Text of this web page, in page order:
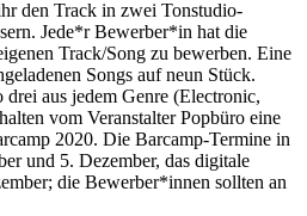
den Track in zwei Tonstudio-
Jede*r Bewerber*in hat die
Track/Song zu bewerben. Eine
Songs auf neun Stück.
aus jedem Genre (Electronic,
vom Veranstalter Popbüro eine
2020. Die Barcamp-Termine in
und 5. Dezember, das digitale
die Bewerber*innen sollten an